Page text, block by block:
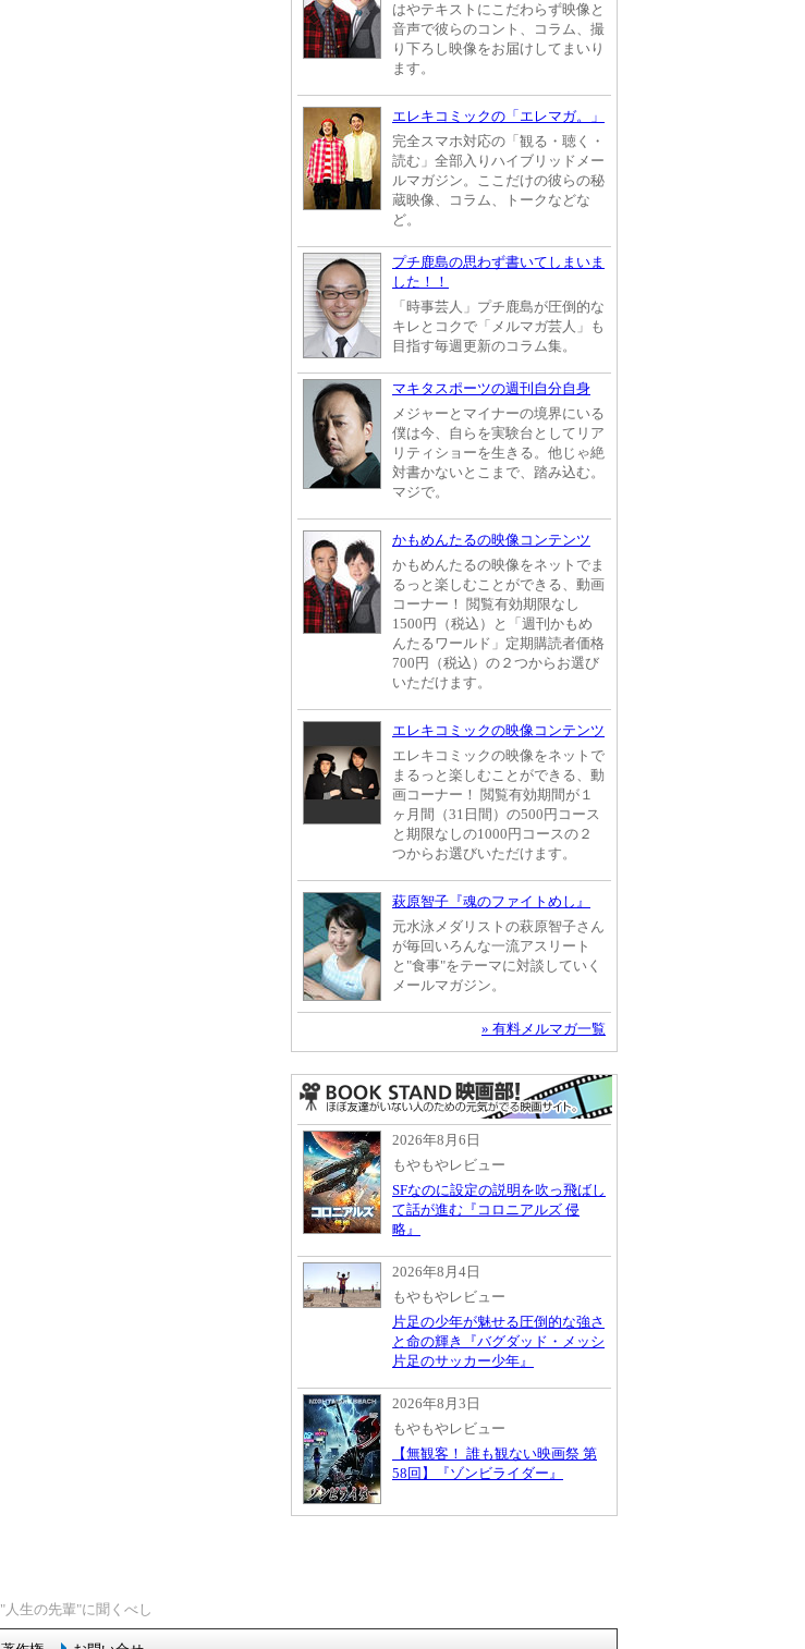
はやテキストにこだわらず映像と
音声で彼らのコント、コラム、撮
り下ろし映像をお届けしてまいり
ます。
エレキコミックの「エレマガ。」
完全スマホ対応の「観る・聴く・
読む」全部入りハイブリッドメー
ルマガジン。ここだけの彼らの秘
蔵映像、コラム、トークなどな
ど。
プチ鹿島の思わず書いてしまいま
した！！
「時事芸人」プチ鹿島が圧倒的な
キレとコクで「メルマガ芸人」も
目指す毎週更新のコラム集。
マキタスポーツの週刊自分自身
メジャーとマイナーの境界にいる
僕は今、自らを実験台としてリア
リティショーを生きる。他じゃ絶
対書かないとこまで、踏み込む。
マジで。
かもめんたるの映像コンテンツ
かもめんたるの映像をネットでま
るっと楽しむことができる、動画
コーナー！ 閲覧有効期限なし
1500円（税込）と「週刊かもめ
んたるワールド」定期購読者価格
700円（税込）の２つからお選び
いただけます。
エレキコミックの映像コンテンツ
エレキコミックの映像をネットで
まるっと楽しむことができる、動
画コーナー！ 閲覧有効期間が１
ヶ月間（31日間）の500円コース
と期限なしの1000円コースの２
つからお選びいただけます。
萩原智子『魂のファイトめし』
元水泳メダリストの萩原智子さん
が毎回いろんな一流アスリート
と"食事"をテーマに対談していく
メールマガジン。
» 有料メルマガ一覧
2026年8月6日
もやもやレビュー
SFなのに設定の説明を吹っ飛ばし
て話が進む『コロニアルズ 侵
略』
2026年8月4日
もやもやレビュー
片足の少年が魅せる圧倒的な強さ
と命の輝き『バグダッド・メッシ
片足のサッカー少年』
2026年8月3日
もやもやレビュー
【無観客！ 誰も観ない映画祭 第
58回】『ゾンビライダー』
生の先輩"に聞くべし